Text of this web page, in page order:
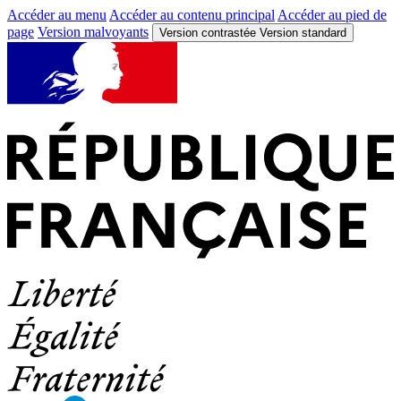
Accéder au menu Accéder au contenu principal Accéder au pied de
page Version malvoyants Version contrastée Version standard